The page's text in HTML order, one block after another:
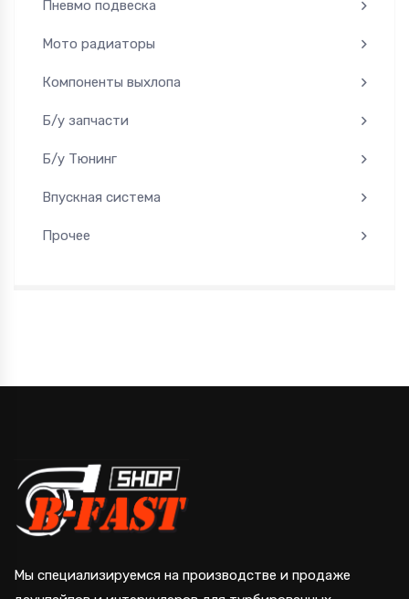
Пневмо подвеска
Мото радиаторы
Компоненты выхлопа
Б/у запчасти
Б/у Тюнинг
Впускная система
Прочее
Мы специализируемся на производстве и продаже